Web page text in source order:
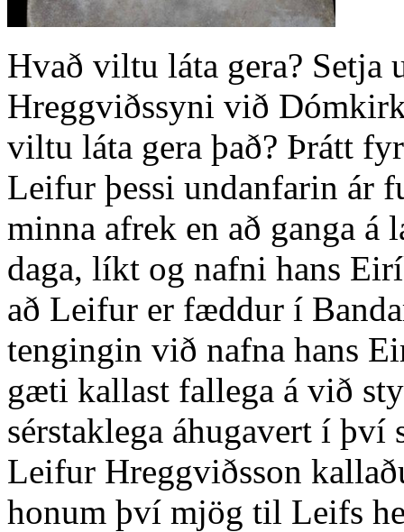
Hvað viltu láta gera?
Hreggviðssyni við
viltu láta gera það? Þrátt
Leifur þessi undanfarin ár
minna afrek en að ganga
daga, líkt og nafni hans
að Leifur er fæddur í
tengingin við nafna hans
gæti kallast fallega á við
sérstaklega áhugavert í því
Leifur Hreggviðsson
honum því mjög til Leifs